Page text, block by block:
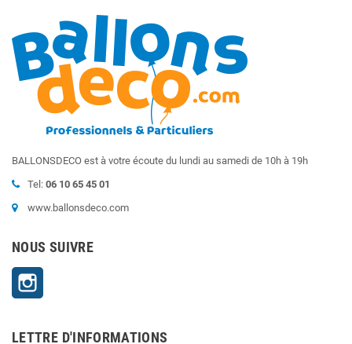
BALLONSDECO est à votre écoute du lundi au samedi de 10h à 19h
Tel: 06 10 65 45 01
www.ballonsdeco.com
NOUS SUIVRE
LETTRE D'INFORMATIONS